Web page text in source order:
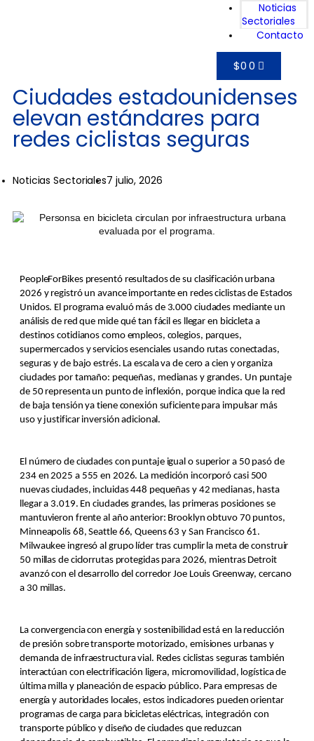
Noticias
Sectoriales
Contacto
$0 0
Ciudades estadounidenses
elevan estándares para
redes ciclistas seguras
Noticias Sectoriales7 julio, 2026
PeopleForBikes presentó resultados de su clasificación urbana
2026 y registró un avance importante en redes ciclistas de Estados
Unidos. El programa evaluó más de 3.000 ciudades mediante un
análisis de red que mide qué tan fácil es llegar en bicicleta a
destinos cotidianos como empleos, colegios, parques,
supermercados y servicios esenciales usando rutas conectadas,
seguras y de bajo estrés. La escala va de cero a cien y organiza
ciudades por tamaño: pequeñas, medianas y grandes. Un puntaje
de 50 representa un punto de inflexión, porque indica que la red
de baja tensión ya tiene conexión suficiente para impulsar más
uso y justificar inversión adicional.
El número de ciudades con puntaje igual o superior a 50 pasó de
234 en 2025 a 555 en 2026. La medición incorporó casi 500
nuevas ciudades, incluidas 448 pequeñas y 42 medianas, hasta
llegar a 3.019. En ciudades grandes, las primeras posiciones se
mantuvieron frente al año anterior: Brooklyn obtuvo 70 puntos,
Minneapolis 68, Seattle 66, Queens 63 y San Francisco 61.
Milwaukee ingresó al grupo líder tras cumplir la meta de construir
50 millas de ciclorrutas protegidas para 2026, mientras Detroit
avanzó con el desarrollo del corredor Joe Louis Greenway, cercano
a 30 millas.
La convergencia con energía y sostenibilidad está en la reducción
de presión sobre transporte motorizado, emisiones urbanas y
demanda de infraestructura vial. Redes ciclistas seguras también
interactúan con electrificación ligera, micromovilidad, logística de
última milla y planeación de espacio público. Para empresas de
energía y autoridades locales, estos indicadores pueden orientar
programas de carga para bicicletas eléctricas, integración con
transporte público y diseño de ciudades que reduzcan